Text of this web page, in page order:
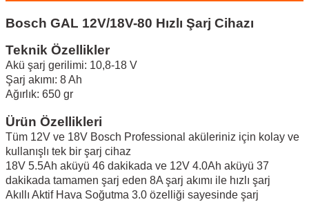
Bosch GAL 12V/18V-80 Hızlı Şarj Cihazı
Teknik Özellikler
Akü şarj gerilimi: 10,8-18 V
Şarj akımı: 8 Ah
Ağırlık: 650 gr
Ürün Özellikleri
Tüm 12V ve 18V Bosch Professional aküleriniz için kolay ve
kullanışlı tek bir şarj cihaz
18V 5.5Ah aküyü 46 dakikada ve 12V 4.0Ah aküyü 37
dakikada tamamen şarj eden 8A şarj akımı ile hızlı şarj
Akıllı Aktif Hava Soğutma 3.0 özelliği sayesinde şarj